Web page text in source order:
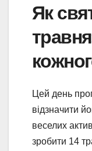
Як
Цей день
відзначити
веселих
зробити 14